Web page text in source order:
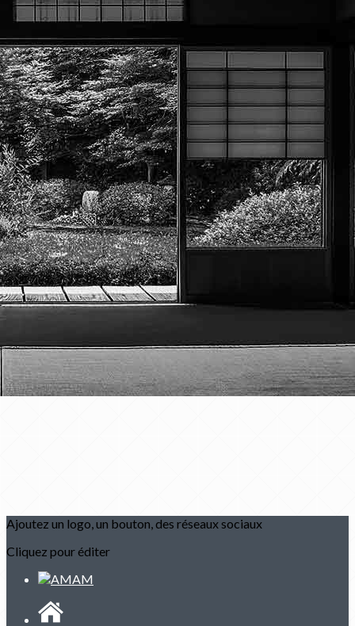
Exporter les lignes sélectionnées
Exporter uniquement les colonnes affichées
Menu
?>
Images de la page d'accueil
Cliquez pour éditer
Texte, bouton et/ou inscription à la newsletter
Cliquez pour éditer
Académie Menneçoise d'Arts
Martiaux
Je m'abonne à la newsletter
Ajoutez un logo, un bouton, des réseaux sociaux
Cliquez pour éditer